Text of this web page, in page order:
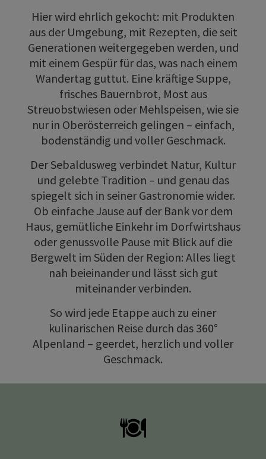
Hier wird ehrlich gekocht: mit Produkten
aus der Umgebung, mit Rezepten, die seit
Generationen weitergegeben werden, und
mit einem Gespür für das, was nach einem
Wandertag guttut. Eine kräftige Suppe,
frisches Bauernbrot, Most aus
Streuobstwiesen oder Mehlspeisen, wie sie
nur in Oberösterreich gelingen – einfach,
bodenständig und voller Geschmack.
Der Sebaldusweg verbindet Natur, Kultur
und gelebte Tradition – und genau das
spiegelt sich in seiner Gastronomie wider.
Ob einfache Jause auf der Bank vor dem
Haus, gemütliche Einkehr im Dorfwirtshaus
oder genussvolle Pause mit Blick auf die
Bergwelt im Süden der Region: Alles liegt
nah beieinander und lässt sich gut
miteinander verbinden.
So wird jede Etappe auch zu einer
kulinarischen Reise durch das 360°
Alpenland – geerdet, herzlich und voller
Geschmack.